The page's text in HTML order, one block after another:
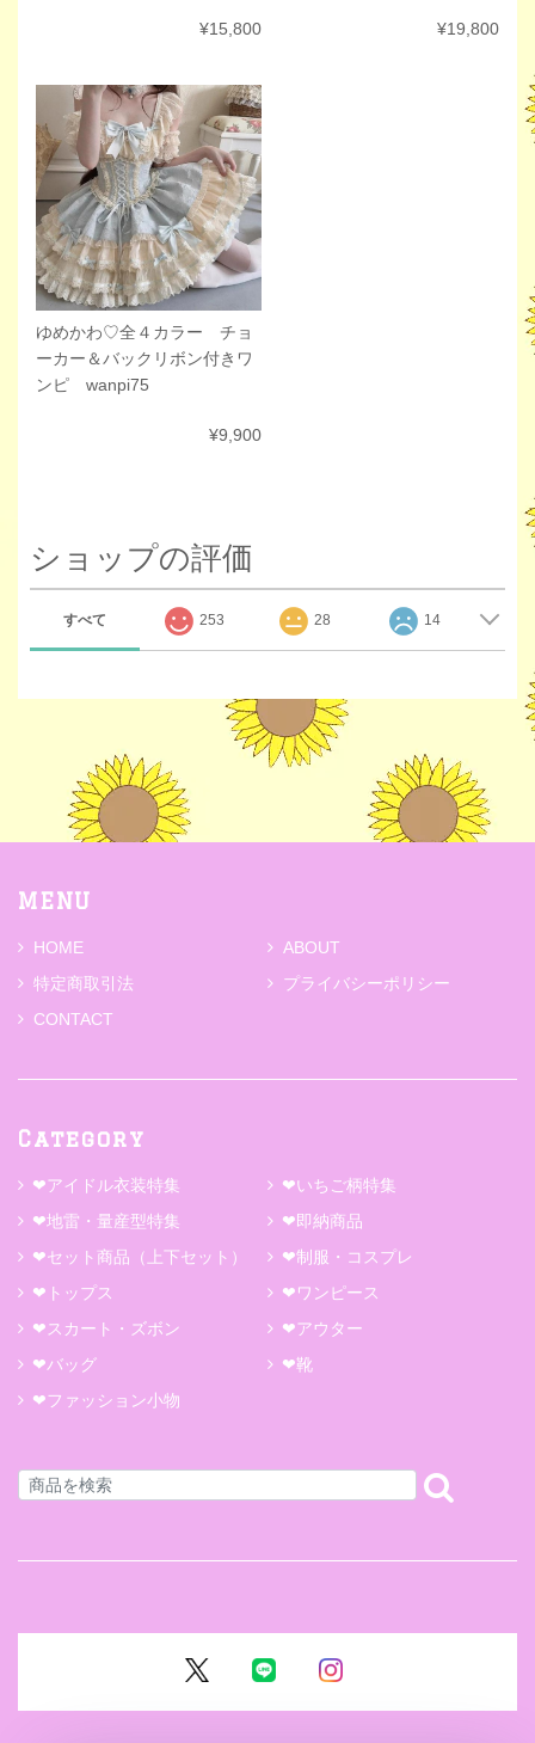
¥15,800 ¥19,800
ゆめかわ♡全４カラー チョ
ーカー＆バックリボン付きワ
ンピ wanpi75
¥9,900
ショップの評価
すべて 253 28 14
MENU
HOME
ABOUT
特定商取引法
プライバシーポリシー
CONTACT
Category
❤アイドル衣装特集
❤いちご柄特集
❤地雷・量産型特集
❤即納商品
❤セット商品（上下セット）
❤制服・コスプレ
❤トップス
❤ワンピース
❤スカート・ズボン
❤アウター
❤バッグ
❤靴
❤ファッション小物